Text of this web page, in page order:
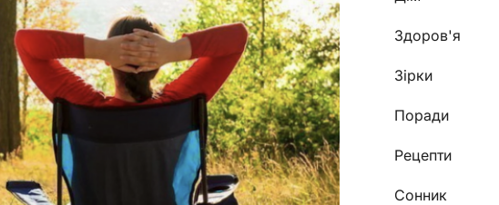
Здоров'я
Зірки
Поради
Рецепти
Сонник